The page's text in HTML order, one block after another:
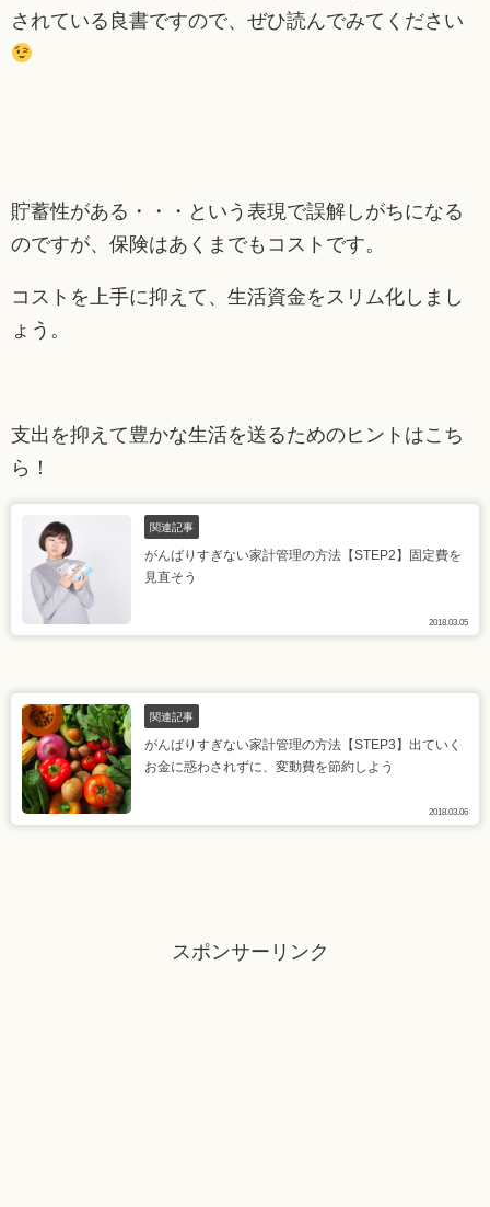
されている良書ですので、ぜひ読んでみてください
貯蓄性がある・・・という表現で誤解しがちになる
のですが、保険はあくまでもコストです。
コストを上手に抑えて、生活資金をスリム化しまし
ょう。
支出を抑えて豊かな生活を送るためのヒントはこち
ら！
関連記事
がんばりすぎない家計管理の方法【STEP2】固定費を
見直そう
2018.03.05
関連記事
がんばりすぎない家計管理の方法【STEP3】出ていく
お金に惑わされずに、変動費を節約しよう
2018.03.06
スポンサーリンク